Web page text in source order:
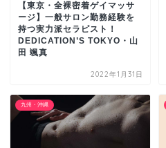
【東京・全裸密着ゲイマッサ
ージ】一般サロン勤務経験を
持つ実力派セラピスト！
DEDICATION’S TOKYO・山
田 颯真
2022年1月31日
九州・沖縄